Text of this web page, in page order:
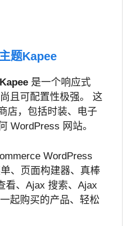
题Kapee
是一个响应式
且可配置性极强。 这
店，包括时装、电子
WordPress 网站。
WordPress
、页面构建器、真棒
看、Ajax 搜索、Ajax
起购买的产品、轻松